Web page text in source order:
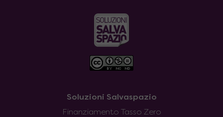
Soluzioni Salvaspazio
Finanziamento Tasso Zero